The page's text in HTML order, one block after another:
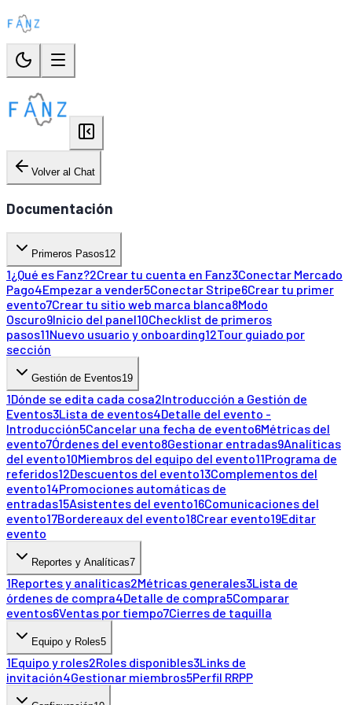
Volver al Chat
Documentación
Primeros Pasos12
1¿Qué es Fanz?2Crear tu cuenta en Fanz3Conectar Mercado
Pago4Empezar a vender5Conectar Stripe6Crear tu primer
evento7Crear tu sitio web marca blanca8Modo
Oscuro9Inicio del panel10Checklist de primeros
pasos11Nuevo usuario y onboarding12Tour guiado por
sección
Gestión de Eventos19
1Dónde se edita cada cosa2Introducción a Gestión de
Eventos3Lista de eventos4Detalle del evento -
Introducción5Cancelar una fecha de evento6Métricas del
evento7Órdenes del evento8Gestionar entradas9Analíticas
del evento10Miembros del equipo del evento11Programa de
referidos12Descuentos del evento13Complementos del
evento14Promociones automáticas de
entradas15Asistentes del evento16Comunicaciones del
evento17Bordereaux del evento18Crear evento19Editar
evento
Reportes y Analíticas7
1Reportes y analíticas2Métricas generales3Lista de
órdenes de compra4Detalle de compra5Comparar
eventos6Ventas por tiempo7Cierres de taquilla
Equipo y Roles5
1Equipo y roles2Roles disponibles3Links de
invitación4Gestionar miembros5Perfil RRPP